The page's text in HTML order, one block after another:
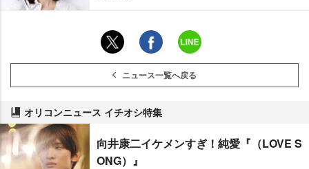
ニュース一覧へ戻る
オリコンニュース イチオシ特集
向井康二イケメンすぎ！純愛『（LOVE S
ONG）』